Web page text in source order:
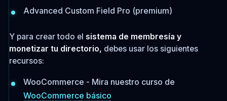
Advanced Custom Field Pro (premium)
Y para crear todo el sistema de membresía y
monetizar tu directorio, debes usar los siguientes
recursos:
WooCommerce - Mira nuestro curso de
WooCommerce básico